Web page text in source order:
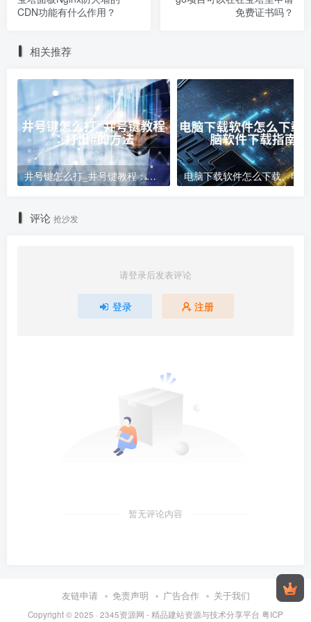
CDN功能有什么作用？
免费证书吗？
相关推荐
井号键怎么打_井号键教程：打出#的方法
评论 抢沙发
请登录后发表评论
登录 注册
暂无评论内容
友链申请 免责声明 广告合作 关于我们
Copyright © 2025 · 2345资源网 - 精品建站资源与技术分享平台 粤ICP